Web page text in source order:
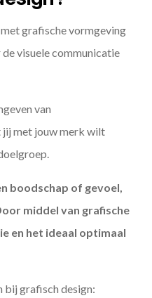
grafische vormgeving
visuele communicatie
van
jij met jouw merk wilt
boodschap of gevoel,
middel van grafische
en het ideaal optimaal
bij grafisch design: